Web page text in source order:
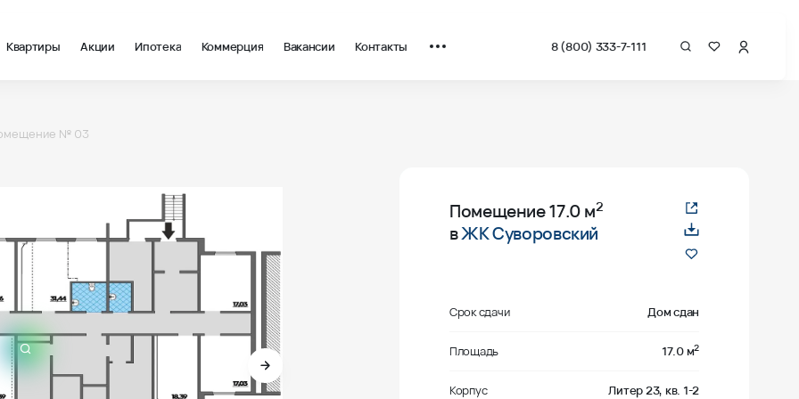
Квартиры Акции Ипотека Коммерция Вакансии Контакты 8 (800) 333-7-111
№ 03
Помещение17.0 м2
вЖК Суворовский
Срок сдачи Дом сдан
Площадь 17.0 м2
Корпус Литер 23, кв. 1-2